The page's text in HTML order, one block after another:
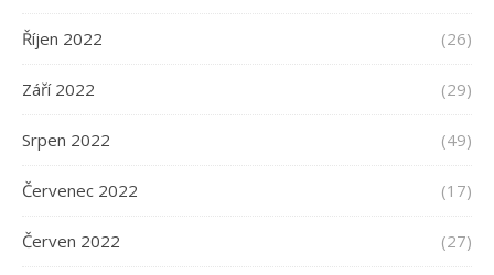
Říjen 2022 (26)
Září 2022 (29)
Srpen 2022 (49)
Červenec 2022 (17)
Červen 2022 (27)